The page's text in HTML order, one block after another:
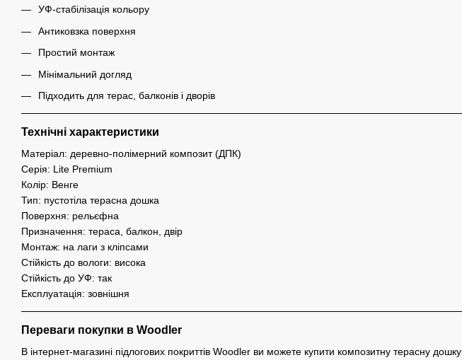
УФ-стабілізація кольору
Антиковзка поверхня
Простий монтаж
Мінімальний догляд
Підходить для терас, балконів і дворів
Технічні характеристики
Матеріал: деревно-полімерний композит (ДПК)
Серія: Lite Premium
Колір: Венге
Тип: пустотіла терасна дошка
Поверхня: рельєфна
Призначення: тераса, балкон, двір
Монтаж: на лаги з кліпсами
Стійкість до вологи: висока
Стійкість до УФ: так
Експлуатація: зовнішня
Переваги покупки в Woodler
В інтернет-магазині підлогових покриттів Woodler ви можете купити композитну терасну дошку